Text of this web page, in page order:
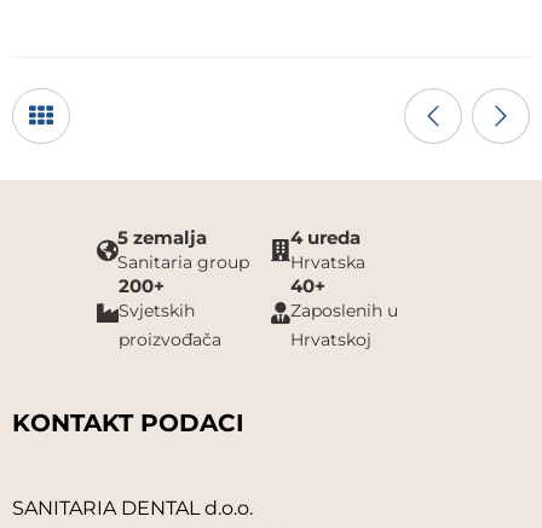
5 zemalja
Sanitaria group
4 ureda
Hrvatska
200+
Svjetskih
proizvođača
40+
Zaposlenih u
Hrvatskoj
KONTAKT PODACI
SANITARIA DENTAL d.o.o.